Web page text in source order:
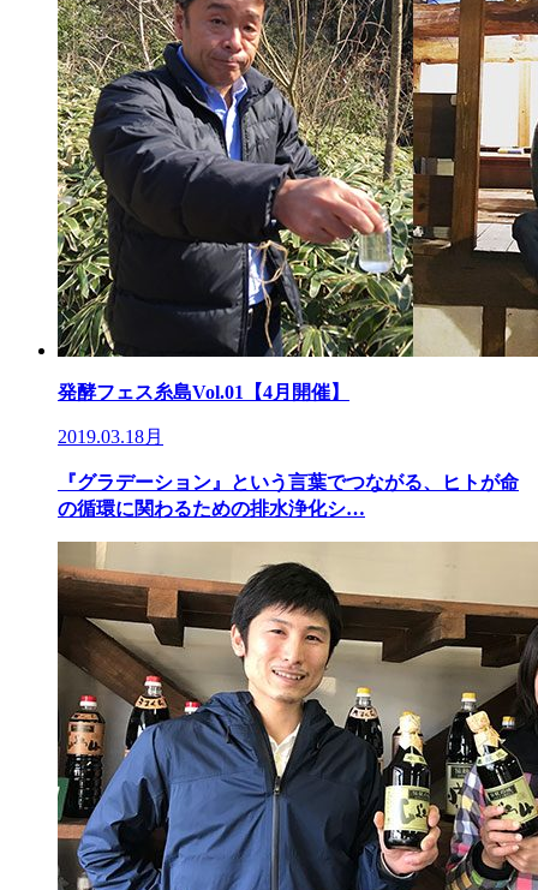
発酵フェス糸島Vol.01【4月開催】
2019.03.18月
『グラデーション』という言葉でつながる、ヒトが命
の循環に関わるための排水浄化シ…